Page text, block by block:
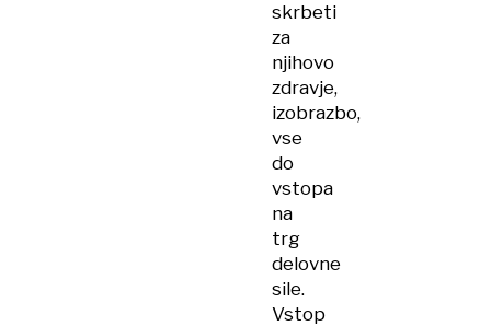
skrbeti
za
njihovo
zdravje,
izobrazbo,
vse
do
vstopa
na
trg
delovne
sile.
Vstop